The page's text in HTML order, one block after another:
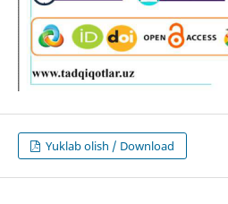
Yuklab olish / Download